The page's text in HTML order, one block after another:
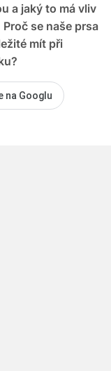
a jaký to má vliv
se naše prsa
mít při
na Googlu